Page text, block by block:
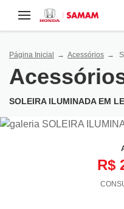
Página Inicial Acessórios
SOLEIRA ILUMINADA EM
R$